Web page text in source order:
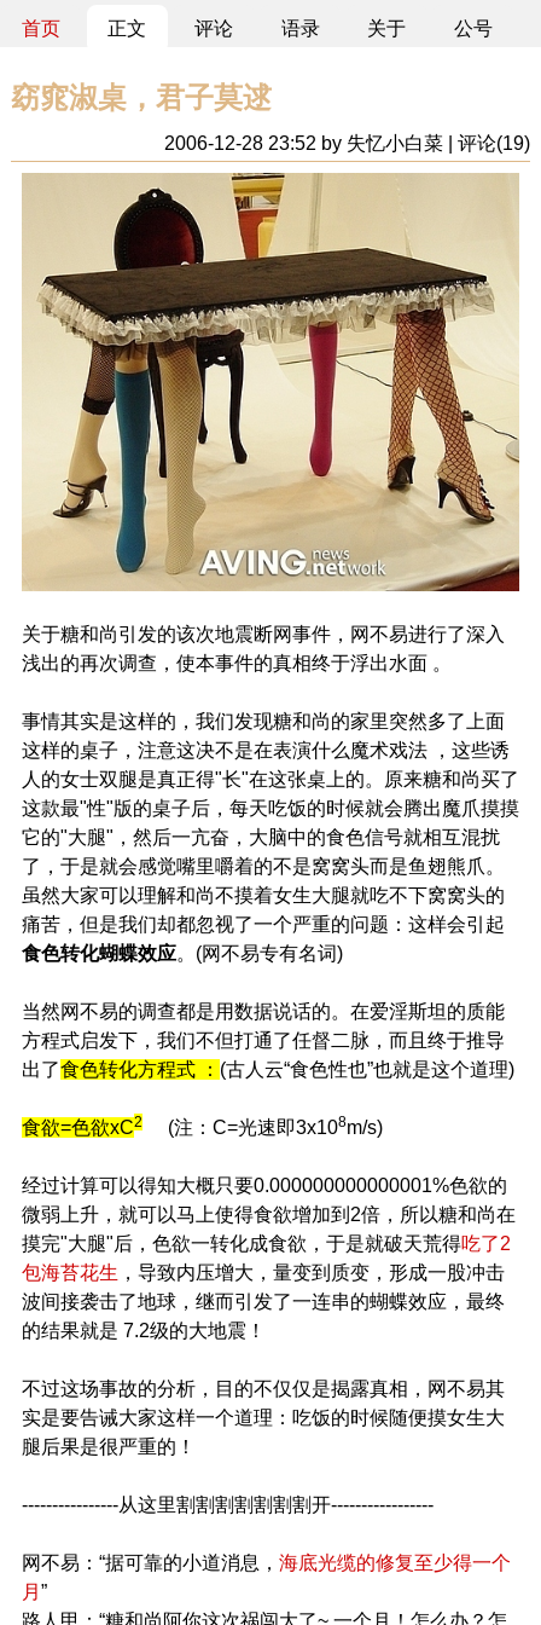
首页 正文 评论 语录 关于 公号
窈窕淑桌，君子莫逑
2006-12-28 23:52 by 失忆小白菜 | 评论(19)
关于糖和尚引发的该次地震断网事件，网不易进行了深入
浅出的再次调查，使本事件的真相终于浮出水面 。
事情其实是这样的，我们发现糖和尚的家里突然多了上面
这样的桌子，注意这决不是在表演什么魔术戏法 ，这些诱
人的女士双腿是真正得"长"在这张桌上的。原来糖和尚买了
这款最"性"版的桌子后，每天吃饭的时候就会腾出魔爪摸摸
它的"大腿"，然后一亢奋，大脑中的食色信号就相互混扰
了，于是就会感觉嘴里嚼着的不是窝窝头而是鱼翅熊爪。
虽然大家可以理解和尚不摸着女生大腿就吃不下窝窝头的
痛苦，但是我们却都忽视了一个严重的问题：这样会引起
食色转化蝴蝶效应。(网不易专有名词)
当然网不易的调查都是用数据说话的。在爱淫斯坦的质能
方程式启发下，我们不但打通了任督二脉，而且终于推导
出了食色转化方程式 ： (古人云“食色性也”也就是这个道理)
食欲=色欲xC2 (注：C=光速即3x108m/s)
经过计算可以得知大概只要0.000000000000001%色欲的
微弱上升，就可以马上使得食欲增加到2倍，所以糖和尚在
摸完"大腿"后，色欲一转化成食欲，于是就破天荒得吃了2
包海苔花生 ，导致内压增大，量变到质变，形成一股冲击
波间接袭击了地球，继而引发了一连串的蝴蝶效应，最终
的结果就是 7.2级的大地震！
不过这场事故的分析，目的不仅仅是揭露真相，网不易其
实是要告诫大家这样一个道理：吃饭的时候随便摸女生大
腿后果是很严重的！
----------------从这里割割割割割割割开-----------------
网不易：“据可靠的小道消息， 海底光缆的修复至少得一个
月 ”
路人甲：“糖和尚阿你这次祸闯大了~ 一个月！怎么办？怎